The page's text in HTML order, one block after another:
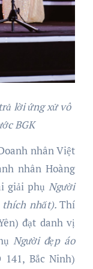
lời ứng xử vô
BGK
nhân Việt
nhân Hoàng
giải phụNgười
thích nhất).Thí
đạt danh vị
Người đẹp áo
Bắc Ninh)